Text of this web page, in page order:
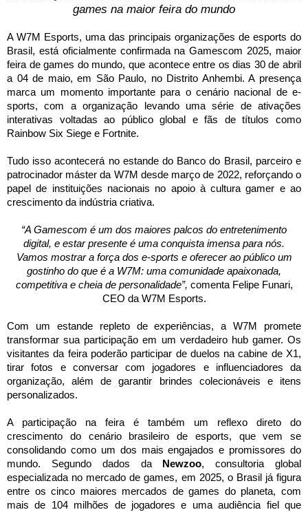
games na maior feira do mundo
A W7M Esports, uma das principais organizações de esports do
Brasil, está oficialmente confirmada naGamescom 2025, maior
feira degames do mundo, que acontece entre os dias 30 de abril
a 04 de maio, em São Paulo, no Distrito Anhembi. A presença
marca um momento importante para o cenário nacional de e-
sports,com a organização levando uma série de ativações
interativas voltadas ao público global e fãs de títulos como
Rainbow Six Siege e Fortnite.
Tudo isso acontecerá no estande do Banco do Brasil, parceiro e
patrocinador máster da W7M desde março de 2022, reforçando o
papel de instituições nacionais no apoio à cultura gamer e ao
crescimento da indústria criativa.
“A Gamescom é um dos maiores palcos do entretenimento
digital, e estar presente é uma conquista imensa para nós.
Vamos mostrar a força dos e-sports e oferecer ao público um
gostinho do que é a W7M: uma comunidade apaixonada,
competitiva e cheia de personalidade”, comenta Felipe Funari,
CEO da W7M Esports.
Com um estande repleto de experiências, a W7M promete
transformar sua participação em um verdadeiro hub gamer. Os
visitantes da feira poderão participar de duelos na cabine de X1,
tirar fotos e conversar com jogadores e influenciadores da
organização, além de garantir brindes colecionáveis e itens
personalizados.
A participação na feira é também um reflexo direto do
crescimento do cenário brasileiro de esports, que vem se
consolidando como um dos mais engajados e promissores do
mundo. Segundo dados da Newzoo, consultoria global
especializada no mercado degames, em 2025, o Brasil já figura
entre os cinco maiores mercados degames do planeta,com
mais de 104 milhões de jogadores e uma audiência fiel que